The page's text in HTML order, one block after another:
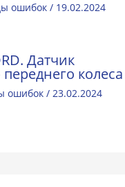
ошибок / 19.02.2024
Датчик
колеса
ошибок / 23.02.2024